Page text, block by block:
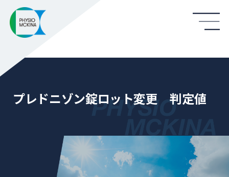
プレドニゾン錠ロット変更 判定値